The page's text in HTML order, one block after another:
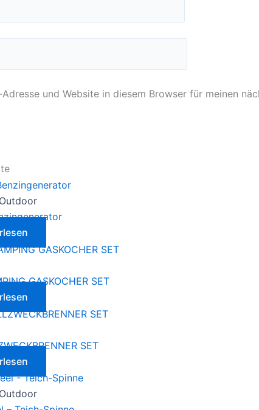
und Website in diesem Browser für meinen
GASKOCHER SET
SET